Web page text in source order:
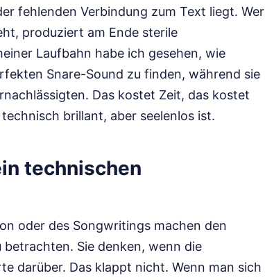
fehlenden Verbindung zum Text liegt. Wer
produziert am Ende sterile
Laufbahn habe ich gesehen, wie
Snare-Sound zu finden, während sie
Das kostet Zeit, das kostet
brillant, aber seelenlos ist.
technischen
oder des Songwritings machen den
betrachten. Sie denken, wenn die
darüber. Das klappt nicht. Wenn man sich